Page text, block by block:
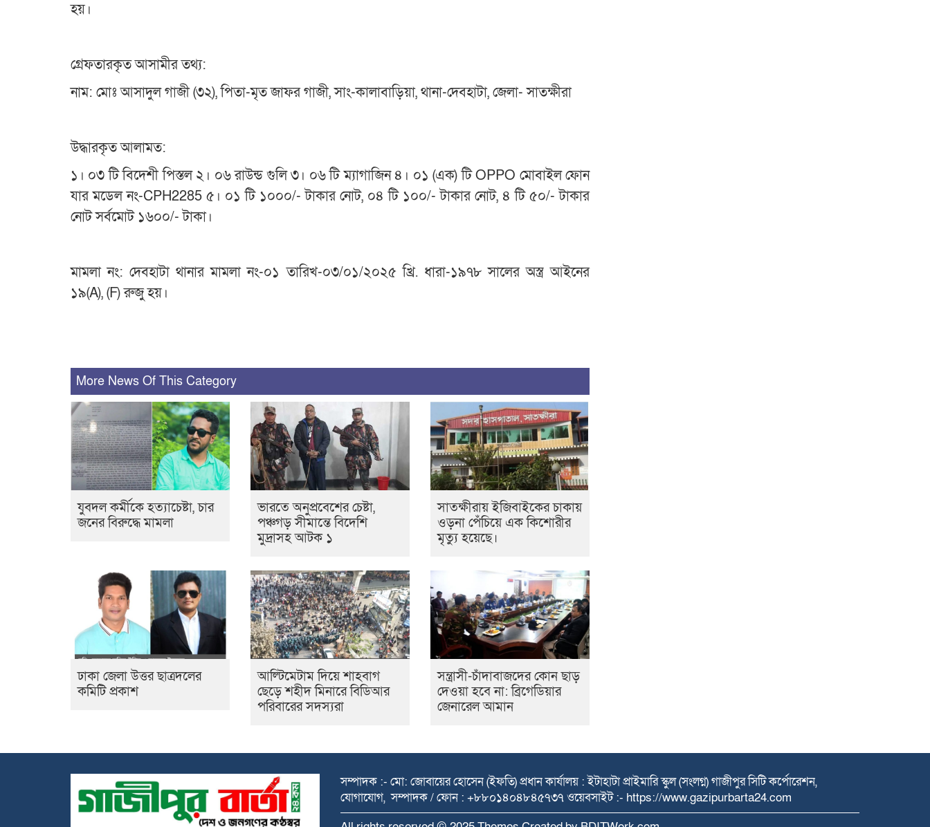
হয়।
গ্রেফতারকৃত আসামীর তথ্য:
নাম: মোঃ আসাদুল গাজী (৩২), পিতা-মৃত জাফর গাজী, সাং-কালাবাড়িয়া, থানা-দেবহাটা, জেলা- সাতক্ষীরা
উদ্ধারকৃত আলামত:
১। ০৩ টি বিদেশী পিস্তল ২। ০৬ রাউন্ড গুলি ৩। ০৬ টি ম্যাগাজিন ৪। ০১ (এক) টি OPPO মোবাইল ফোন
যার মডেল নং-CPH2285 ৫। ০১ টি ১০০০/- টাকার নোট, ০৪ টি ১০০/- টাকার নোট, ৪ টি ৫০/- টাকার
নোট সর্বমোট ১৬০০/- টাকা।
মামলা নং: দেবহাটা থানার মামলা নং-০১ তারিখ-০৩/০১/২০২৫ খ্রি. ধারা-১৯৭৮ সালের অস্ত্র আইনের
১৯(A), (F) রুজু হয়।
More News Of This Category
যুবদল কর্মীকে হত্যাচেষ্টা, চার
জনের বিরুদ্ধে মামলা
ভারতে অনুপ্রবেশের চেষ্টা,
পঞ্চগড় সীমান্তে বিদেশি
মুদ্রাসহ আটক ১
সাতক্ষীরায় ইজিবাইকের চাকায়
ওড়না পেঁচিয়ে এক কিশোরীর
মৃত্যু হয়েছে।
ঢাকা জেলা উত্তর ছাত্রদলের
কমিটি প্রকাশ
আল্টিমেটাম দিয়ে শাহবাগ
ছেড়ে শহীদ মিনারে বিডিআর
পরিবারের সদস্যরা
সন্ত্রাসী-চাঁদাবাজদের কোন ছাড়
দেওয়া হবে না: ব্রিগেডিয়ার
জেনারেল আমান
সম্পাদক :- মো: জোবায়ের হোসেন (ইফতি) প্রধান কার্যালয় : ইটাহাটা প্রাইমারি স্কুল (সংলগ্ন) গাজীপুর সিটি কর্পোরেশন,
যোগাযোগ, সম্পাদক / ফোন : +৮৮০১৪০৪৮৪৫৭৩৭ ওয়েবসাইট :- https://www.gazipurbarta24.com